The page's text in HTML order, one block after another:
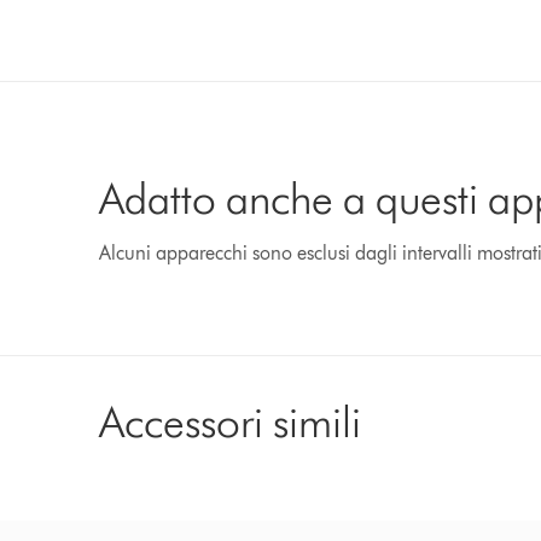
Adatto anche a questi
Alcuni apparecchi sono esclusi dagli intervalli mostrati
Accessori simili